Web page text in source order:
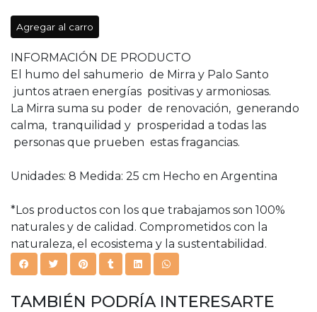
Agregar al carro
INFORMACIÓN DE PRODUCTO
El humo del sahumerio de Mirra y Palo Santo
juntos atraen energías positivas y armoniosas.
La Mirra suma su poder de renovación, generando
calma, tranquilidad y prosperidad a todas las
personas que prueben estas fragancias.
Unidades: 8 Medida: 25 cm Hecho en Argentina
*Los productos con los que trabajamos son 100%
naturales y de calidad. Comprometidos con la
naturaleza, el ecosistema y la sustentabilidad.
TAMBIÉN PODRÍA INTERESARTE